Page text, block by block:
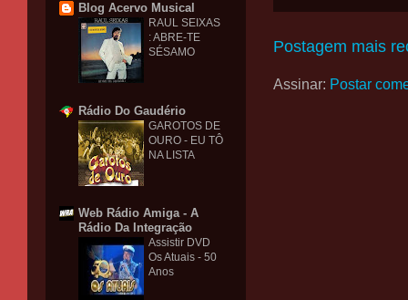
Postagem mais
Assinar: Postar
Blog Acervo Musical
RAUL SEIXAS
: ABRE-TE
SÉSAMO
Rádio Do Gaudério
GAROTOS DE
OURO - EU TÔ
NA LISTA
Web Rádio Amiga - A
Rádio Da Integração
Assistir DVD
Os Atuais - 50
Anos